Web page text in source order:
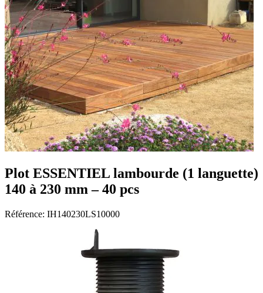
Plot ESSENTIEL lambourde (1 languette)
140 à 230 mm – 40 pcs
Référence: IH140230LS10000